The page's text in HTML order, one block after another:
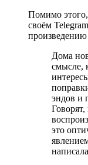
Помимо
своём
Дома
смысле,
эндов и
это